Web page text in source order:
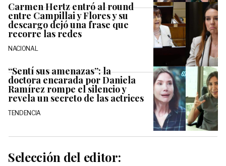
Carmen Hertz entró al round
entre Campillai y Flores y su
descargo dejó una frase que
recorre las redes
NACIONAL
“Sentí sus amenazas”: la
doctora encarada por Daniela
Ramírez rompe el silencio y
revela un secreto de las actrices
TENDENCIA
Selección del editor: